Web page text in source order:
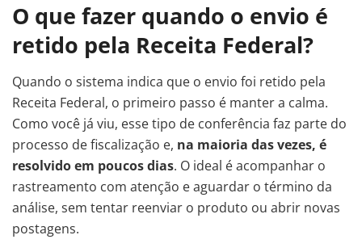
O que fazer quando o envio é
retido pela Receita Federal?
Quando o sistema indica que o envio foi retido pela
Receita Federal, o primeiro passo é manter a calma.
Como você já viu, esse tipo de conferência faz parte do
processo de fiscalização e, na maioria das vezes, é
resolvido em poucos dias. O ideal é acompanhar o
rastreamento com atenção e aguardar o término da
análise, sem tentar reenviar o produto ou abrir novas
postagens.